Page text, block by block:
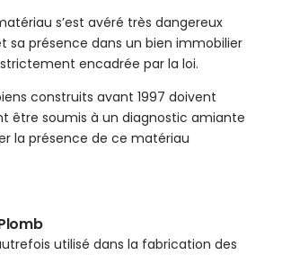
s’est avéré très dangereux
sa présence dans un bien immobilier
encadrée par la loi.
construits avant 1997 doivent
être soumis à un diagnostic amiante
la présence de ce matériau
utilisé dans la fabrication des